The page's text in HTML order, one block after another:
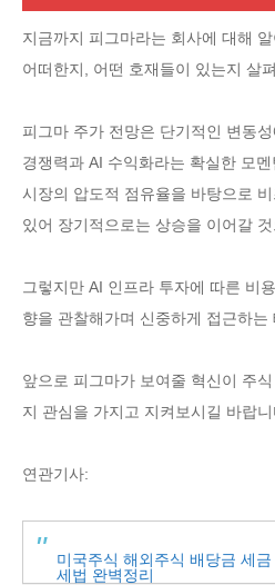
지금까지 피그마라는 회사에 대해
어떠한지, 어떤 호재들이 있는지 살
피그마 주가 전망은 단기적인 변동
경쟁력과 AI 수익화라는 확실한 모
시장의 압도적 점유율을 바탕으로
있어 장기적으로는 상승을 이어갈
그렇지만 AI 인프라 투자에 따른 비
향을 관찰해가며 신중하게 접근하는
앞으로 피그마가 보여줄 혁신이 주
지 관심을 가지고 지켜보시길 바랍니
연관기사:
미국주식 해외주식 배당금 세
세법 완벽정리